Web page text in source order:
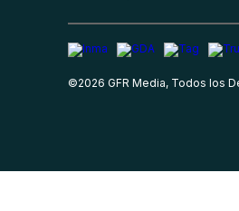
©2026 GFR Media, Todos los